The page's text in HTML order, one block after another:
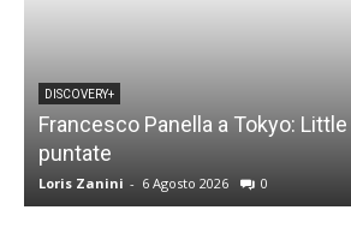
DISCOVERY+
Francesco Panella a Tokyo:
puntate
Loris Zanini - 6 Agosto 2026 0